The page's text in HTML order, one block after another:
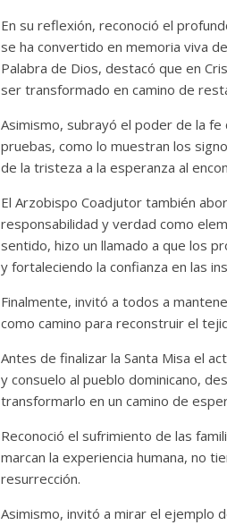
En su reflexión, reconoció el
se ha convertido en memoria viva
Palabra de Dios, destacó que en
ser transformado en camino de
Asimismo, subrayó el poder de la
pruebas, como lo muestran los
de la tristeza a la esperanza al
El Arzobispo Coadjutor también
responsabilidad y verdad como
sentido, hizo un llamado a que los
y fortaleciendo la confianza en las
Finalmente, invitó a todos a
como camino para reconstruir el
Antes de finalizar la Santa Misa el
y consuelo al pueblo dominicano,
transformarlo en un camino de
Reconoció el sufrimiento de las
marcan la experiencia humana, no
resurrección.
Asimismo, invitó a mirar el ejemplo